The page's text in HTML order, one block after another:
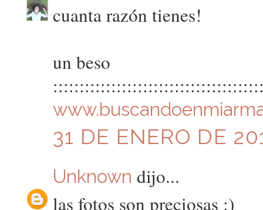
cuanta razón tienes!
un beso
31 DE ENERO DE
Unknown dijo...
las fotos son preciosas :)